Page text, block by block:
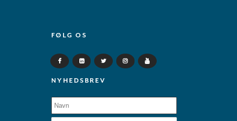
FØLG OS
NYHEDSBREV